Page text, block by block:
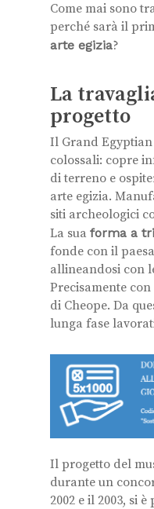
Come mai sono
perché sarà il
arte egizia?
La
progetto
Il Grand
colossali: copre
di terreno e
arte egizia.
siti archeologici
La sua forma a
fonde con il
allineandosi con
Precisamente
di Cheope. Da
lunga fase
Il progetto del
durante un
2002 e il 2003, si